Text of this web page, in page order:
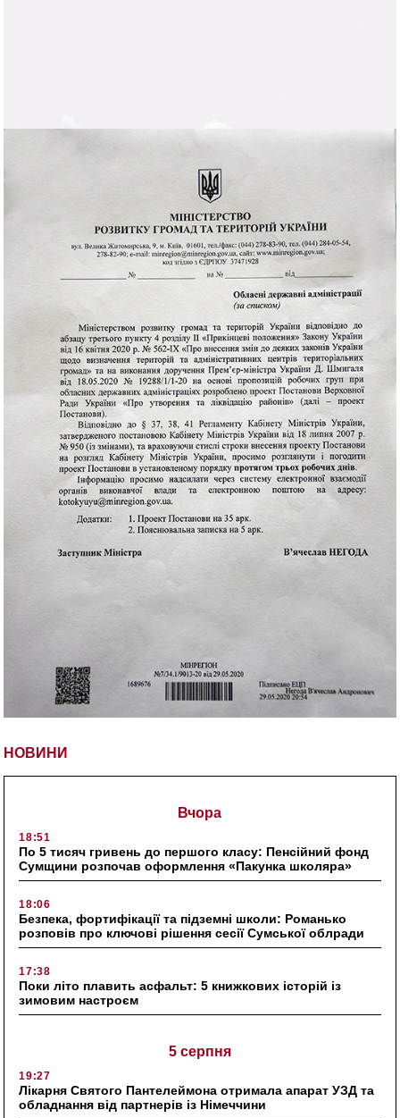
НОВИНИ
Вчора
18:51
По 5 тисяч гривень до першого класу: Пенсійний фонд
Сумщини розпочав оформлення «Пакунка школяра»
18:06
Безпека, фортифікації та підземні школи: Романько
розповів про ключові рішення сесії Сумської облради
17:38
Поки літо плавить асфальт: 5 книжкових історій із
зимовим настроєм
5 серпня
19:27
Лікарня Святого Пантелеймона отримала апарат УЗД та
обладнання від партнерів із Німеччини